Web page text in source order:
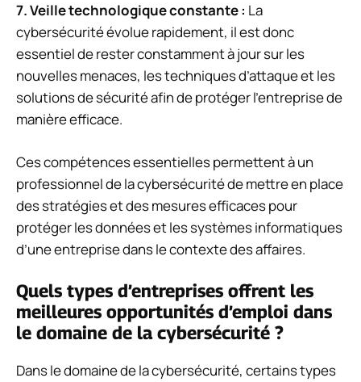
7. Veille technologique constante : La
cybersécurité évolue rapidement, il est donc
essentiel de rester constamment à jour sur les
nouvelles menaces, les techniques d’attaque et les
solutions de sécurité afin de protéger l’entreprise de
manière efficace.
Ces compétences essentielles permettent à un
professionnel de la cybersécurité de mettre en place
des stratégies et des mesures efficaces pour
protéger les données et les systèmes informatiques
d’une entreprise dans le contexte des affaires.
Quels types d’entreprises offrent les
meilleures opportunités d’emploi dans
le domaine de la cybersécurité ?
Dans le domaine de la cybersécurité, certains types